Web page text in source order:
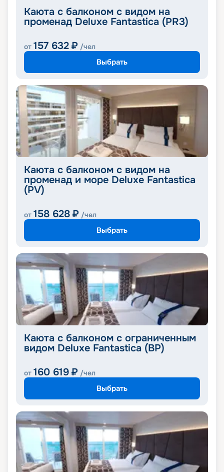
Каюта с балконом с видом на
променад Deluxe Fantastica (PR3)
от 157 632 ₽ /чел
Выбрать
Каюта с балконом с видом на
променад и море Deluxe Fantastica
(PV)
от 158 628 ₽ /чел
Выбрать
Каюта с балконом с ограниченным
видом Deluxe Fantastica (BP)
от 160 619 ₽ /чел
Выбрать